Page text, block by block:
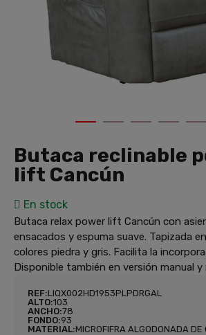
Butaca reclinable
lift Cancún
En stock
Butaca relax power lift Cancún con
ensacados y espuma suave. Tapizada
colores piedra y gris. Facilita la
Disponible también en versión manual
REF:LIQX002HD1953PLPDRGAL
ALTO:103
ANCHO:78
FONDO:93
MATERIAL:MICROFIFRA ALGODONADA